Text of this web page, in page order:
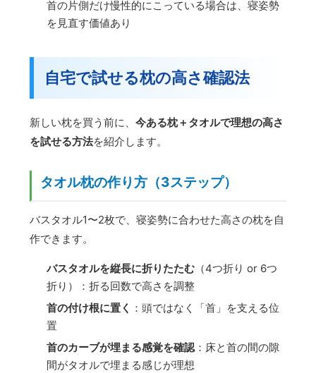
首の片側だけ慢性的にこっている場合は、寝姿勢
を見直す価値あり
自宅で試せる枕の高さ確認法
新しい枕を買う前に、今ある枕＋タオルで理想の高さ
を試せる方法を紹介します。
タオル枕の作り方（3ステップ）
バスタオル1〜2枚で、寝姿勢に合わせた高さの枕を自
作できます。
バスタオルを縦長に折りたたむ （4つ折り or 6つ
折り）：折る回数で高さを調整
首の付け根に置く ：頭ではなく「首」を支える位
置
首のカーブが埋まる感覚を確認：床と首の間の隙
間がタオルで埋まる感じが理想